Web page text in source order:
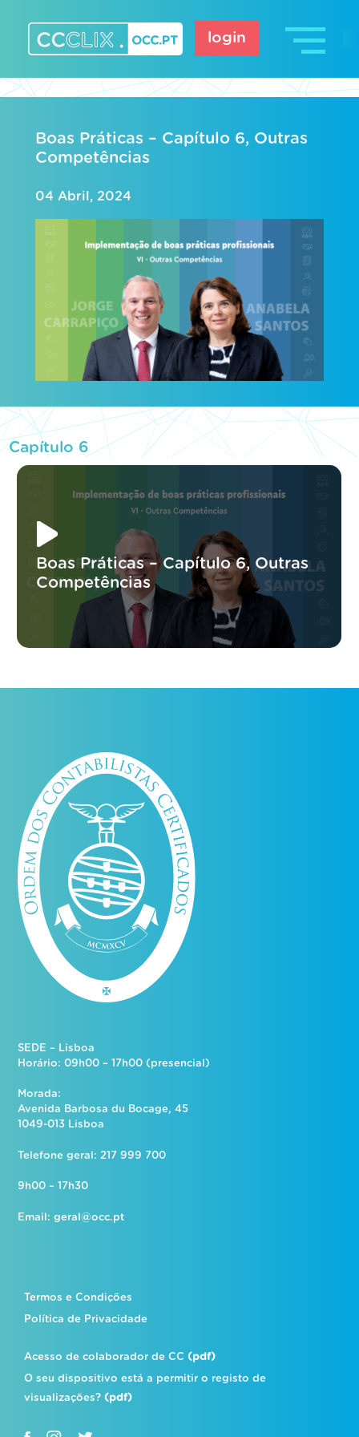
content
login
Boas Práticas – Capítulo 6, Outras
Competências
04 Abril, 2024
Capítulo 6
Boas Práticas – Capítulo 6, Outras
Competências
SEDE – Lisboa
Horário: 09h00 – 17h00 (presencial)
Morada:
Avenida Barbosa du Bocage, 45
1049-013 Lisboa
Telefone geral: 217 999 700
9h00 – 17h30
Email:geral@occ.pt
Termos e Condições
Política de Privacidade
Acesso de colaborador de CC(pdf)
O seu dispositivo está a permitir o registo de
visualizações?(pdf)